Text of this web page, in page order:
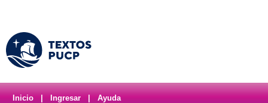
Inicio Ingresar Ayuda